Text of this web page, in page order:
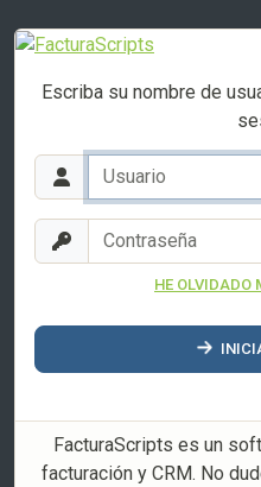
Escriba su nombre de
HE OLVIDADO
FacturaScripts es un
facturación y CRM. No